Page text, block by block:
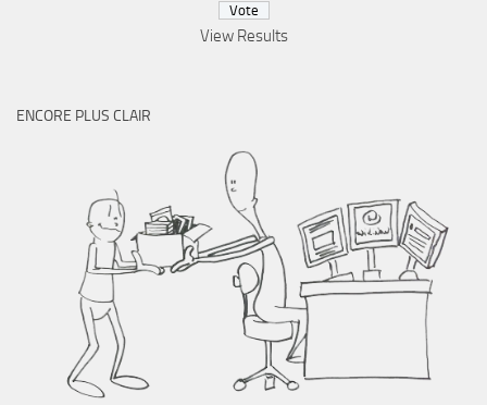
View Results
ENCORE PLUS CLAIR